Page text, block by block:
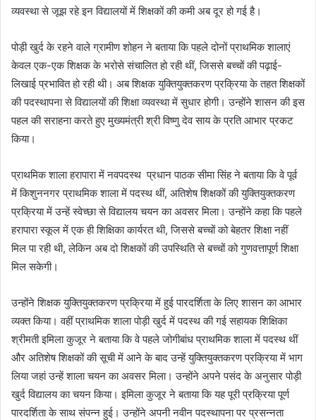
व्यवस्था से जूझ रहे इन विद्यालयों में शिक्षकों की कमी अब दूर हो गई है।
पोड़ी खुर्द के रहने वाले ग्रामीण शोहन ने बताया कि पहले दोनों प्राथमिक शालाएं
केवल एक-एक शिक्षक के भरोसे संचालित हो रही थीं, जिससे बच्चों की पढ़ाई-
लिखाई प्रभावित हो रही थी। अब शिक्षक युक्तियुक्तकरण प्रक्रिया के तहत शिक्षकों
की पदस्थापना से विद्यालयों की शिक्षा व्यवस्था में सुधार होगी। उन्होंने शासन की इस
पहल की सराहना करते हुए मुख्यमंत्री श्री विष्णु देव साय के प्रति आभार प्रकट
किया।
प्राथमिक शाला हरापारा में नवपदस्थ प्रधान पाठक सीमा सिंह ने बताया कि वे पूर्व
में किशुननगर प्राथमिक शाला में पदस्थ थीं, अतिशेष शिक्षकों की युक्तियुक्तकरण
प्रक्रिया में उन्हें स्वेच्छा से विद्यालय चयन का अवसर मिला। उन्होंने कहा कि पहले
हरापारा स्कूल में एक ही शिक्षिका कार्यरत थी, जिससे बच्चों को बेहतर शिक्षा नहीं
मिल पा रही थी, लेकिन अब दो शिक्षकों की उपस्थिति से बच्चों को गुणवत्तापूर्ण शिक्षा
मिल सकेगी।
उन्होंने शिक्षक युक्तियुक्तकरण प्रक्रिया में हुई पारदर्शिता के लिए शासन का आभार
व्यक्त किया। वहीं प्राथमिक शाला पोड़ी खुर्द में पदस्थ की गई सहायक शिक्षिका
श्रीमती इमिला कुजूर ने बताया कि वे पहले जोगीबांध प्राथमिक शाला में पदस्थ थीं
और अतिशेष शिक्षकों की सूची में आने के बाद उन्हें युक्तियुक्तकरण प्रक्रिया में भाग
लिया जहां उन्हें शाला चयन का अवसर मिला। उन्होंने अपने पसंद के अनुसार पोड़ी
खुर्द विद्यालय का चयन किया। इमिला कुजूर ने बताया कि यह पूरी प्रक्रिया पूर्ण
पारदर्शिता के साथ संपन्न हुई। उन्होंने अपनी नवीन पदस्थापना पर प्रसन्नता